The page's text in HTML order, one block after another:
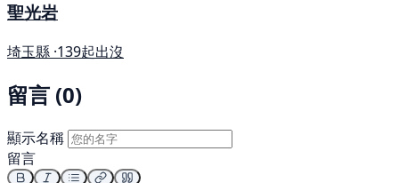
聖光岩
埼玉縣 ·139起出沒
留言 (0)
顯示名稱
留言